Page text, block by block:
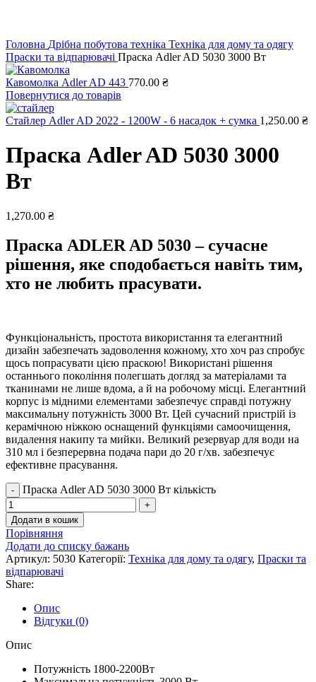
Головна Дрібна побутова техніка Техніка для дому та одягу
Праски та відпарювачі Праска Adler AD 5030 3000 Вт
Кавомолка Adler AD 443 770.00 ₴
Повернутися до товарів
Стайлер Adler AD 2022 - 1200W - 6 насадок + сумка 1,250.00 ₴
Праска Adler AD 5030 3000
Вт
1,270.00 ₴
Праска ADLER AD 5030 – сучасне
рішення, яке сподобається навіть тим,
хто не любить прасувати.
Функціональність, простота використання та елегантний
дизайн забезпечать задоволення кожному, хто хоч раз спробує
щось попрасувати цією праскою! Використані рішення
останнього покоління полегшать догляд за матеріалами та
тканинами не лише вдома, а й на робочому місці. Елегантний
корпус із мідними елементами забезпечує справді потужну
максимальну потужність 3000 Вт. Цей сучасний пристрій із
керамічною ніжкою оснащений функціями самоочищення,
видалення накипу та мийки. Великий резервуар для води на
310 мл і безперервна подача пари до 20 г/хв. забезпечує
ефективне прасування.
Праска Adler AD 5030 3000 Вт кількість
Додати в кошик
Порівняння
Додати до списку бажань
Артикул: 5030 Категорії: Техніка для дому та одягу, Праски та
відпарювачі
Share:
Опис
Відгуки (0)
Опис
Потужність 1800-2200Вт